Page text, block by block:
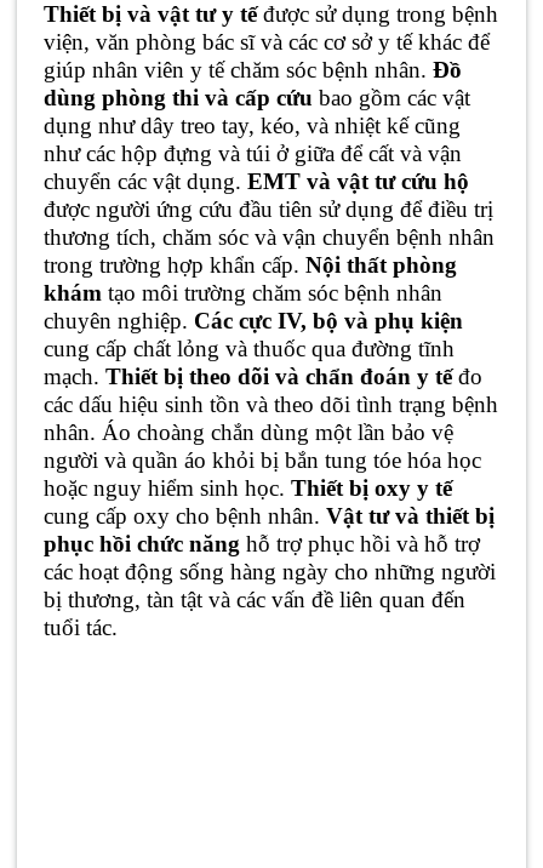
Thiết bị và vật tư y tếđược sử dụng trong bệnh
viện, văn phòng bác sĩ và các cơ sở y tế khác để
giúp nhân viên y tế chăm sóc bệnh nhân. Đồ
dùng phòng thi và cấp cứu bao gồm các vật
dụng như dây treo tay, kéo, và nhiệt kế cũng
như các hộp đựng và túi ở giữa để cất và vận
chuyển các vật dụng. EMT và vật tư cứu hộ
được người ứng cứu đầu tiên sử dụng để điều trị
thương tích, chăm sóc và vận chuyển bệnh nhân
trong trường hợp khẩn cấp. Nội thất phòng
khám tạo môi trường chăm sóc bệnh nhân
chuyên nghiệp. Các cực IV, bộ và phụ kiện
cung cấp chất lỏng và thuốc qua đường tĩnh
mạch. Thiết bị theo dõi và chẩn đoán y tếđo
các dấu hiệu sinh tồn và theo dõi tình trạng bệnh
nhân. Áo choàng chắn dùng một lần bảo vệ
người và quần áo khỏi bị bắn tung tóe hóa học
hoặc nguy hiểm sinh học. Thiết bị oxy y tế
cung cấp oxy cho bệnh nhân. Vật tư và thiết bị
phục hồi chức năng hỗ trợ phục hồi và hỗ trợ
các hoạt động sống hàng ngày cho những người
bị thương, tàn tật và các vấn đề liên quan đến
tuổi tác.